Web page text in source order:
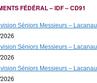
FÉDÉRAL – IDF – CD91
Séniors Messieurs – Lacanau
Séniors Messieurs – Lacanau
Séniors Messieurs – Lacanau